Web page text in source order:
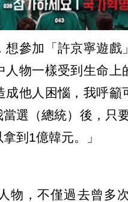
想參加「許京寧遊戲
人物一樣受到生命上
他人困惱，我呼籲
選（總統）後，只
到1億韓元。」
物，不僅過去曾多